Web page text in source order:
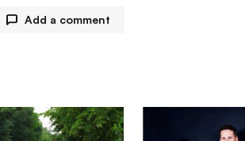
Add a comment
Comment*